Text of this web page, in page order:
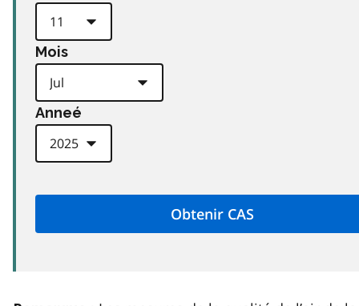
Mois
Anneé